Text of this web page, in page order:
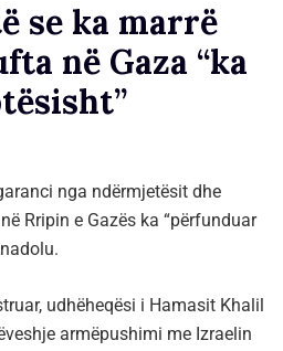
se ka marrë
në Gaza “ka
nga ndërmjetësit dhe
Rripin e Gazës ka “përfunduar
udhëheqësi i Hamasit Khalil
armëpushimi me Izraelin